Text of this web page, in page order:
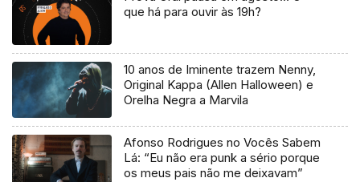
que há para ouvir às 19h?
10 anos de Iminente trazem Nenny,
Original Kappa (Allen Halloween) e
Orelha Negra a Marvila
Afonso Rodrigues no Vocês Sabem
Lá: “Eu não era punk a sério porque
os meus pais não me deixavam”